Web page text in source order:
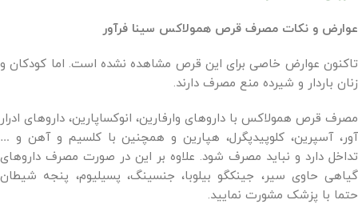
عوارض و نکات مصرف قرص همولاکس سینا فرآور
تاکنون عوارض خاصی برای این قرص مشاهده نشده است. اما کودکان و
زنان باردار و شیرده منع مصرف دارند.
مصرف قرص همولاکس با داروهای وارفارین، انوکساپارین، داروهای ادرار
آور، آسپرین، کلوپیدپگرل، هپارین و همچنین با کلسیم و آهن و …
تداخل دارد و نباید مصرف شود. علاوه بر این در صورت مصرف داروهای
گیاهی حاوی سیر، جینکگو بیلوبا، جنسینگ، پسیلیوم، پنجه شیطان
حتما با پزشک مشورت نمایید.